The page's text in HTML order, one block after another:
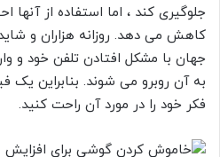
جلوگیری کند ، اما استفاده از
کاهش می دهد. روزانه هزاران و
جهان با مشکل افتادن تلفن خود و
به آن روبرو می شوند. بنابراین یک
فکر خود را در مورد آن راحت کنید.